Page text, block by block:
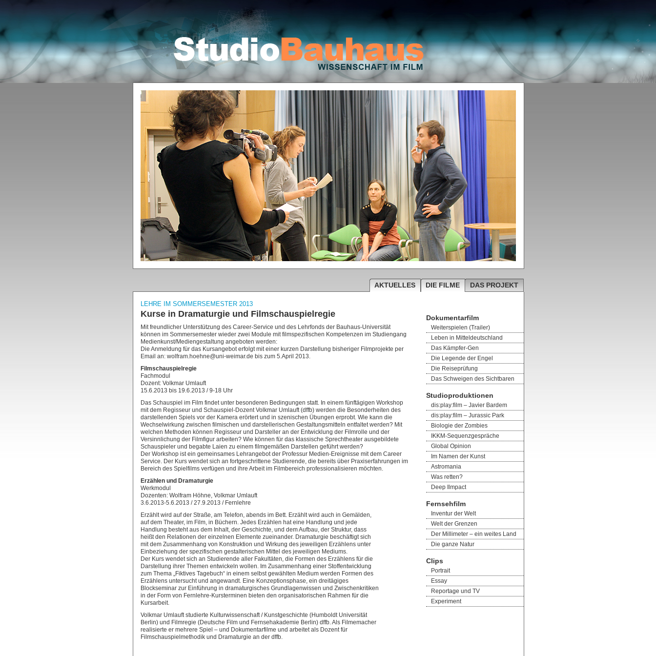
DAS PROJEKT
DIE FILME
AKTUELLES
LEHRE IM SOMMERSEMESTER 2013
Kurse in Dramaturgie und Filmschauspielregie
Mit freundlicher Unterstützung des Career-Service und des Lehrfonds der Bauhaus-Universität
können im Sommersemester wieder zwei Module mit filmspezifischen Kompetenzen im Studiengang
Medienkunst/Mediengestaltung angeboten werden:
Die Anmeldung für das Kursangebot erfolgt mit einer kurzen Darstellung bisheriger Filmprojekte per
Email an: wolfram.hoehne@uni-weimar.de bis zum 5.April 2013.
Filmschauspielregie
Fachmodul
Dozent: Volkmar Umlauft
15.6.2013 bis 19.6.2013 / 9-18 Uhr
Das Schauspiel im Film findet unter besonderen Bedingungen statt. In einem fünftägigen Workshop
mit dem Regisseur und Schauspiel-Dozent Volkmar Umlauft (dffb) werden die Besonderheiten des
darstellenden Spiels vor der Kamera erörtert und in szenischen Übungen erprobt. Wie kann die
Wechselwirkung zwischen filmischen und darstellerischen Gestaltungsmitteln entfaltet werden? Mit
welchen Methoden können Regisseur und Darsteller an der Entwicklung der Filmrolle und der
Versinnlichung der Filmfigur arbeiten? Wie können für das klassische Sprechtheater ausgebildete
Schauspieler und begabte Laien zu einem filmgemäßen Darstellen geführt werden?
Der Workshop ist ein gemeinsames Lehrangebot der Professur Medien-Ereignisse mit dem Career
Service. Der Kurs wendet sich an fortgeschrittene Studierende, die bereits über Praxiserfahrungen im
Bereich des Spielfilms verfügen und ihre Arbeit im Filmbereich professionalisieren möchten.
Erzählen und Dramaturgie
Werkmodul
Dozenten: Wolfram Höhne, Volkmar Umlauft
3.6.2013-5.6.2013 / 27.9.2013 / Fernlehre
Erzählt wird auf der Straße, am Telefon, abends im Bett. Erzählt wird auch in Gemälden,
auf dem Theater, im Film, in Büchern. Jedes Erzählen hat eine Handlung und jede
Handlung besteht aus dem Inhalt, der Geschichte, und dem Aufbau, der Struktur, dass
heißt den Relationen der einzelnen Elemente zueinander. Dramaturgie beschäftigt sich
mit dem Zusammenhang von Konstruktion und Wirkung des jeweiligen Erzählens unter
Einbeziehung der spezifischen gestalterischen Mittel des jeweiligen Mediums.
Der Kurs wendet sich an Studierende aller Fakultäten, die Formen des Erzählens für die
Darstellung ihrer Themen entwickeln wollen. Im Zusammenhang einer Stoffentwicklung
zum Thema „Fiktives Tagebuch“ in einem selbst gewählten Medium werden Formen des
Erzählens untersucht und angewandt. Eine Konzeptionsphase, ein dreitägiges
Blockseminar zur Einführung in dramaturgisches Grundlagenwissen und Zwischenkritiken
in der Form von Fernlehre-Kursterminen bieten den organisatorischen Rahmen für die
Kursarbeit.
Volkmar Umlauft studierte Kulturwissenschaft / Kunstgeschichte (Humboldt Universität
Berlin) und Filmregie (Deutsche Film und Fernsehakademie Berlin) dffb. Als Filmemacher
realisierte er mehrere Spiel – und Dokumentarfilme und arbeitet als Dozent für
Filmschauspielmethodik und Dramaturgie an der dffb.
Dokumentarfilm
Weiterspielen (Trailer)
Leben in Mitteldeutschland
Das Kämpfer-Gen
Die Legende der Engel
Die Reiseprüfung
Das Schweigen des Sichtbaren
Studioproduktionen
dis:play:film – Javier Bardem
dis:play:film – Jurassic Park
Biologie der Zombies
IKKM-Sequenzgespräche
Global Opinion
Im Namen der Kunst
Astromania
Was retten?
Deep Ilmpact
Fernsehfilm
Inventur der Welt
Welt der Grenzen
Der Millimeter – ein weites Land
Die ganze Natur
Clips
Portrait
Essay
Reportage und TV
Experiment